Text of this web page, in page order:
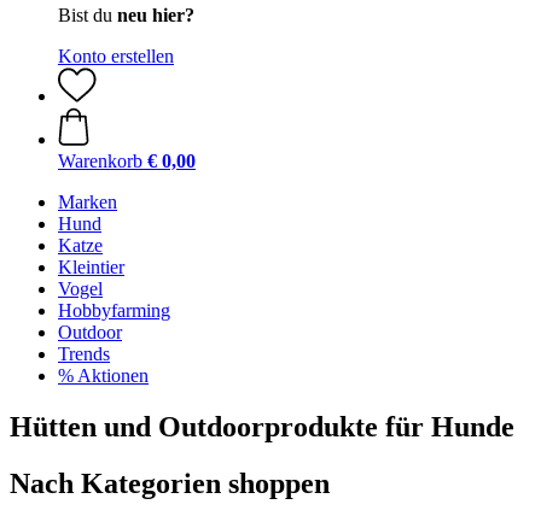
Bist du neu hier?
Konto erstellen
Warenkorb € 0,00
Marken
Hund
Katze
Kleintier
Vogel
Hobbyfarming
Outdoor
Trends
% Aktionen
Hütten und Outdoorprodukte für Hunde
Nach Kategorien shoppen